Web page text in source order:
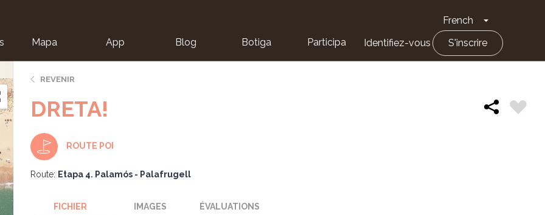
French Toggle
Mapa App Blog Botiga Participa Identifiez-vous S'inscrire
REVENIR
DRETA!
ROUTE POI
Route: Etapa 4. Palamós - Palafrugell
FICHIER IMAGES ÉVALUATIONS